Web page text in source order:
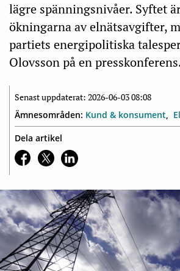
lägre spänningsnivåer. Syftet
ökningarna av elnätsavgifter,
partiets energipolitiska
Olovsson på en
Senast uppdaterat: 2026-06-03 08:08
Ämnesområden: Kund & konsument
Dela artikel